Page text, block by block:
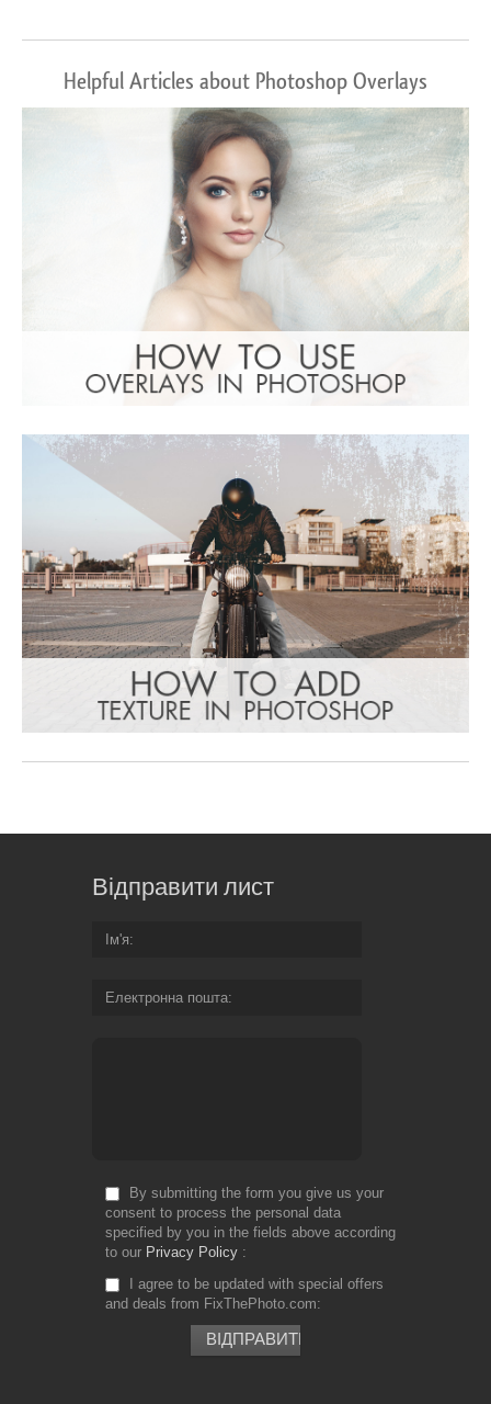
Helpful Articles about Photoshop Overlays
Відправити лист
Ім'я
Електронна пошта
By submitting the form you give us your
consent to process the personal data
specified by you in the fields above according
to our Privacy Policy
I agree to be updated with special offers
and deals from FixThePhoto.com